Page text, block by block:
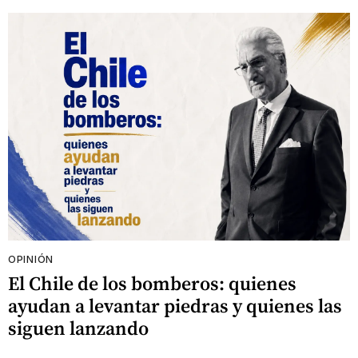
OPINIÓN
El Chile de los bomberos: quienes
ayudan a levantar piedras y quienes las
siguen lanzando